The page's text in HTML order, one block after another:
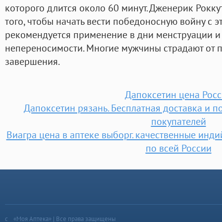
которого длится около 60 минут. Дженерик
того, чтобы начать вести победоносную войну с
рекомендуется применение в дни менструации
непереносимости. Многие мужчины страдают от
завершения.
Дапоксетин цена
Дапоксетин рязань. Бесплатная доставка и
покупателей
Виагра цена в аптеке выборг. качественные
по всей России
«Моя Аптека» | Все права защищены